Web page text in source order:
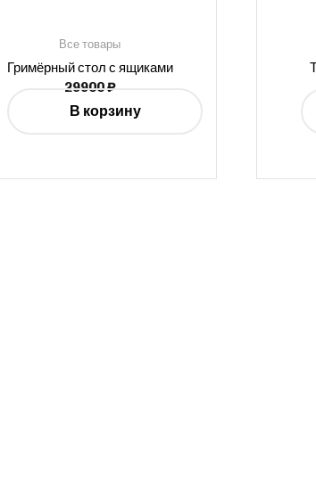
Все товары
Гримёрный стол с ящиками
29900₽
В корзину